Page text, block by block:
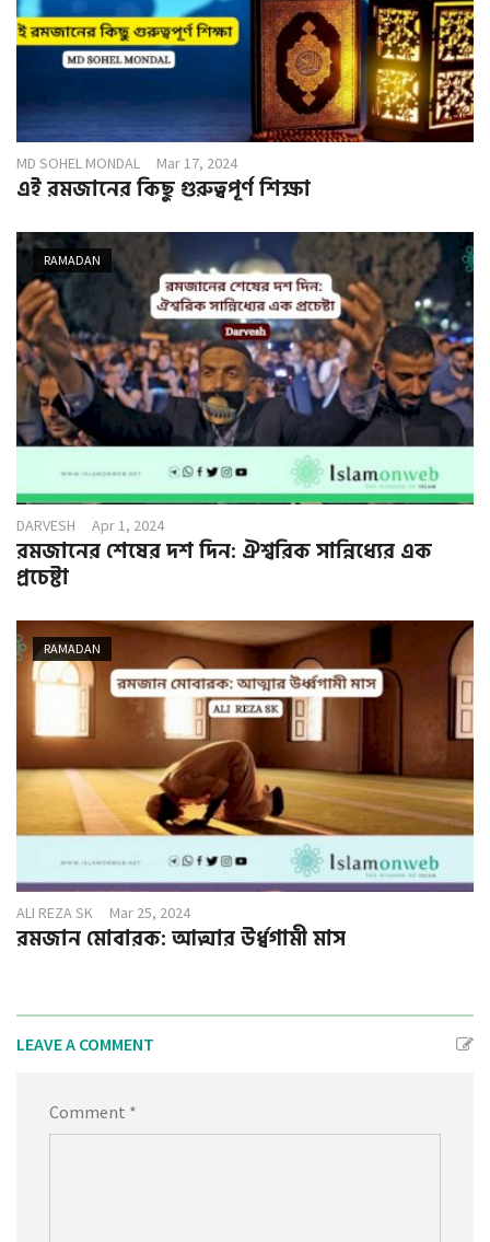
MD SOHEL MONDAL Mar 17, 2024
এই রমজানের কিছু গুরুত্বপূর্ণ শিক্ষা
RAMADAN
DARVESH Apr 1, 2024
রমজানের শেষের দশ দিন: ঐশ্বরিক সান্নিধ্যের এক
প্রচেষ্টা
RAMADAN
ALI REZA SK Mar 25, 2024
রমজান মোবারক: আত্মার উর্ধ্বগামী মাস
LEAVE A COMMENT
Comment *